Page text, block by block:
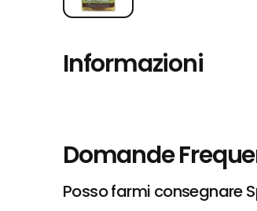
Informazioni
Domande
Posso farmi consegnare